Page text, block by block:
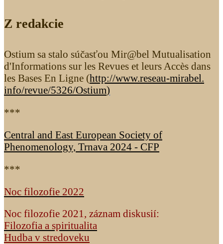
Z redakcie
Ostium sa stalo súčasťou Mir@bel Mutualisation
d'Informations sur les Revues et leurs Accès dans
les Bases En Ligne (http://www.reseau-mirabel.
info/revue/5326/Ostium)
***
Central and East European Society of
Phenomenology, Trnava 2024 - CFP
***
Noc filozofie 2022
Noc filozofie 2021, záznam diskusií:
Filozofia a spiritualita
Hudba v stredoveku